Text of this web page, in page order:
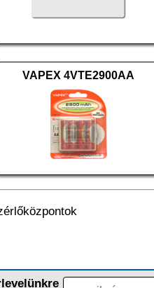
VAPEX 4VTE2900AA